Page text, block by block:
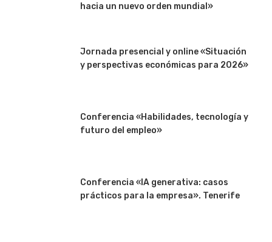
hacia un nuevo orden mundial»
Jornada presencial y online «Situación
y perspectivas económicas para 2026»
Conferencia «Habilidades, tecnología y
futuro del empleo»
Conferencia «IA generativa: casos
prácticos para la empresa». Tenerife